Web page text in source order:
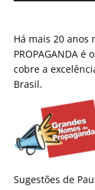
Há mais 20 anos
PROPAGANDA
cobre a
Brasil.
Sugestões de